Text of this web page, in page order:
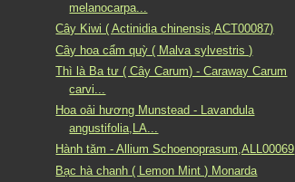
melanocarpa...
Cây Kiwi ( Actinidia chinensis,ACT00087)
Cây hoa cẩm quỳ ( Malva sylvestris )
Thì là Ba tư ( Cây Carum) - Caraway Carum
carvi...
Hoa oải hương Munstead - Lavandula
angustifolia,LA...
Hành tăm - Allium Schoenoprasum,ALL00069
Bạc hà chanh ( Lemon Mint ) Monarda